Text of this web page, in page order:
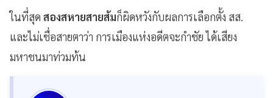
ในที่สุด สองสหายสายส้มก็ผิดหวังกับผลการเลือกตั้ง สส.
และไม่เชื่อสายตาว่า การเมืองแห่งอดีตจะกำชัย ได้เสียง
มหาชนมาท่วมท้น